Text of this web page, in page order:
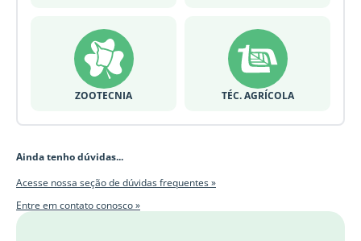
ZOOTECNIA TÉC. AGRÍCOLA
Ainda tenho dúvidas...
Acesse nossa seção de dúvidas frequentes »
Entre em contato conosco »